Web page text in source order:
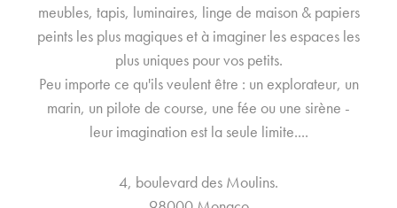
meubles, tapis, luminaires, linge de maison & papiers
peints les plus magiques et à imaginer les espaces les
plus uniques pour vos petits.
Peu importe ce qu'ils veulent être : un explorateur, un
marin, un pilote de course, une fée ou une sirène -
leur imagination est la seule limite....
4, boulevard des Moulins.